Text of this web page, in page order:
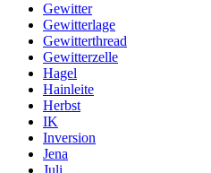
Gewitter
Gewitterlage
Gewitterthread
Gewitterzelle
Hagel
Hainleite
Herbst
IK
Inversion
Jena